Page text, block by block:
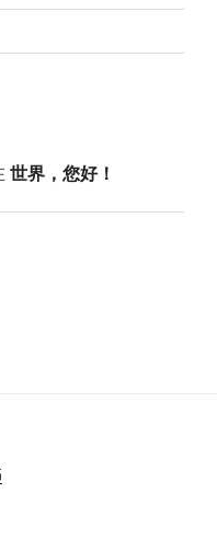
世界，您好！